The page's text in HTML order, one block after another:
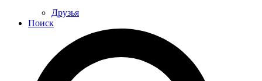
Друзья
Поиск